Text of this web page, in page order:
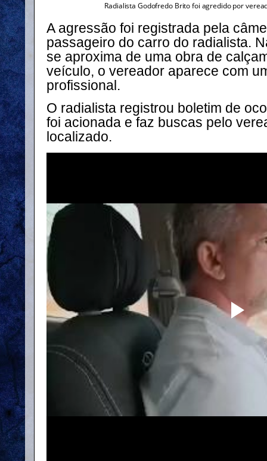
Radialista Godofredo Brito foi agredido por
A agressão foi registrada pela
passageiro do carro do radialista.
se aproxima de uma obra de
veículo, o vereador aparece com
profissional.
O radialista registrou boletim de
foi acionada e faz buscas pelo
localizado.